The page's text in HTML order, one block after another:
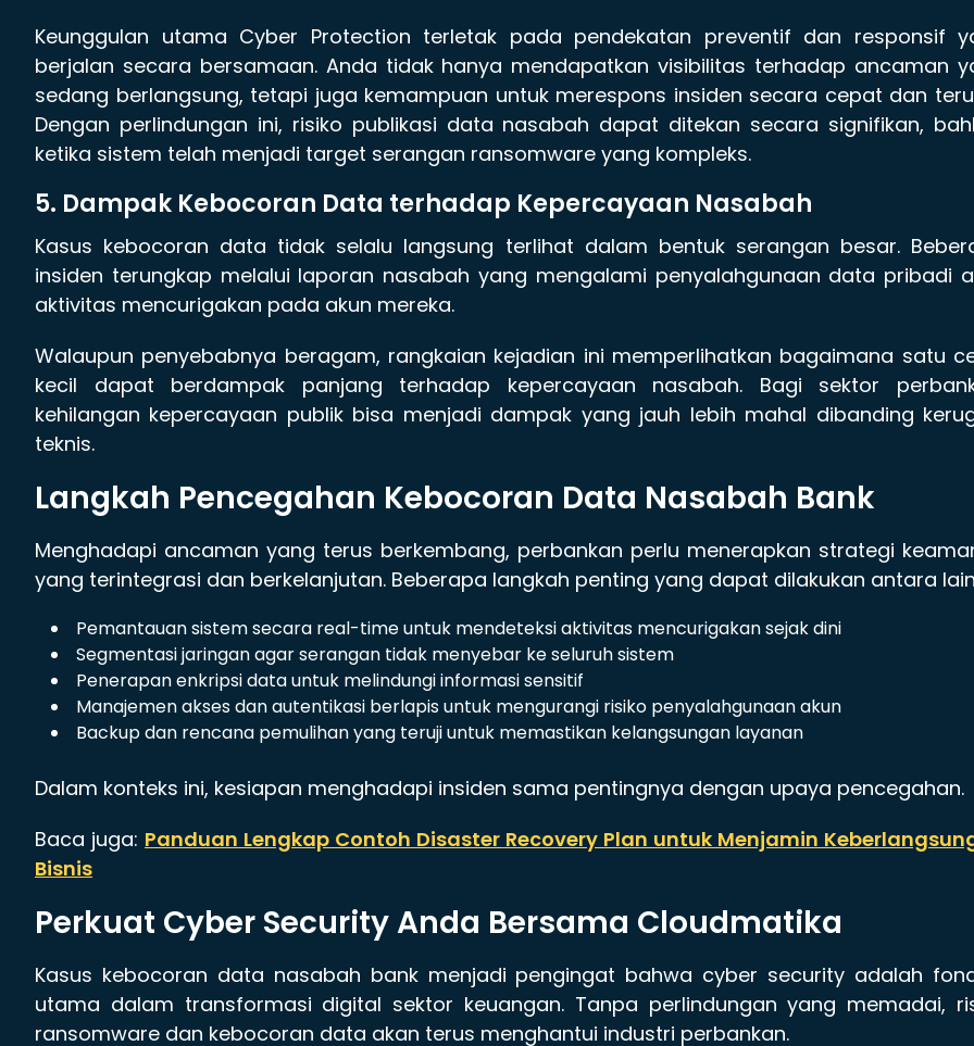
Keunggulan utama Cyber Protection terletak pada pendekatan preventif dan responsif
berjalan secara bersamaan. Anda tidak hanya mendapatkan visibilitas terhadap ancaman
sedang berlangsung, tetapi juga kemampuan untuk merespons insiden secara cepat dan
Dengan perlindungan ini, risiko publikasi data nasabah dapat ditekan secara signifikan,
ketika sistem telah menjadi target serangan ransomware yang kompleks.
5. Dampak Kebocoran Data terhadap Kepercayaan Nasabah
Kasus kebocoran data tidak selalu langsung terlihat dalam bentuk serangan besar.
insiden terungkap melalui laporan nasabah yang mengalami penyalahgunaan data pribadi
aktivitas mencurigakan pada akun mereka.
Walaupun penyebabnya beragam, rangkaian kejadian ini memperlihatkan bagaimana satu
kecil dapat berdampak panjang terhadap kepercayaan nasabah. Bagi sektor
kehilangan kepercayaan publik bisa menjadi dampak yang jauh lebih mahal dibanding
teknis.
Langkah Pencegahan Kebocoran Data Nasabah Bank
Menghadapi ancaman yang terus berkembang, perbankan perlu menerapkan strategi
yang terintegrasi dan berkelanjutan. Beberapa langkah penting yang dapat dilakukan antara
Pemantauan sistem secara real-time untuk mendeteksi aktivitas mencurigakan sejak dini
Segmentasi jaringan agar serangan tidak menyebar ke seluruh sistem
Penerapan enkripsi data untuk melindungi informasi sensitif
Manajemen akses dan autentikasi berlapis untuk mengurangi risiko penyalahgunaan akun
Backup dan rencana pemulihan yang teruji untuk memastikan kelangsungan layanan
Dalam konteks ini, kesiapan menghadapi insiden sama pentingnya dengan upaya pencegahan.
Baca juga: Panduan Lengkap Contoh Disaster Recovery Plan untuk Menjamin
Bisnis
Perkuat Cyber Security Anda Bersama Cloudmatika
Kasus kebocoran data nasabah bank menjadi pengingat bahwa cyber security adalah
utama dalam transformasi digital sektor keuangan. Tanpa perlindungan yang memadai,
ransomware dan kebocoran data akan terus menghantui industri perbankan.